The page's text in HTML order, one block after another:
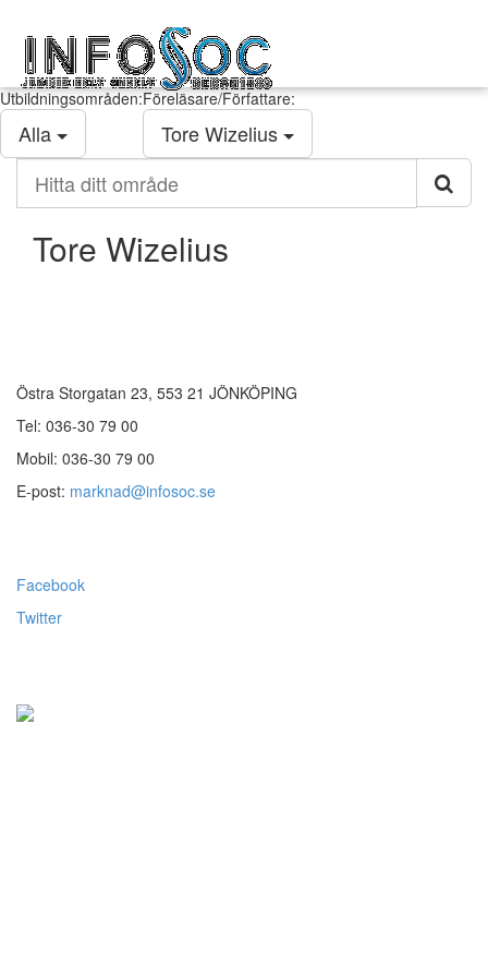
Infosoc
kompetensutveckling
Utbildningsområden:
Alla
Föreläsare/Författare:
Tore Wizelius
ditt
område
Tore Wizelius
Östra Storgatan 23, 553 21 JÖNKÖPING
Tel: 036-30 79 00
Mobil: 036-30 79 00
E-post: marknad@infosoc.se
Facebook
Twitter